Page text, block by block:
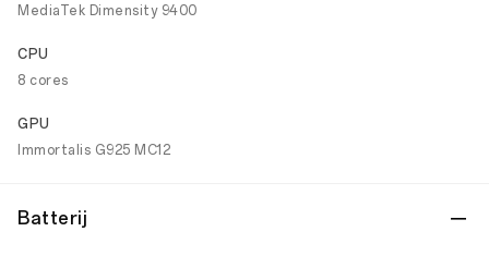
MediaTek Dimensity 9400
CPU
8 cores
GPU
Immortalis G925 MC12
Batterij